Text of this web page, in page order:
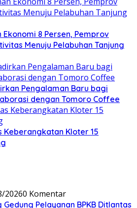
8 Persen, Pemprov
Menuju Pelabuhan Tanjung
Pengalaman Baru bagi
dengan Tomoro Coffee
Keberangkatan Kloter 15
20260 Komentar
Pelayanan BPKB Ditlantas